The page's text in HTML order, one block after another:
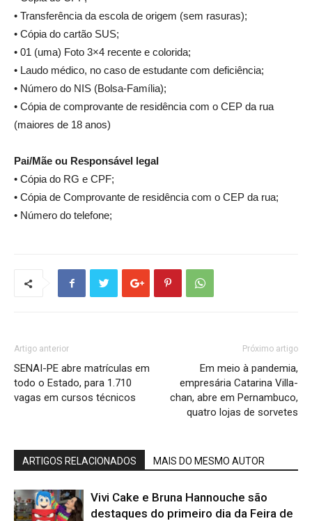
• Transferência da escola de origem (sem rasuras);
• Cópia do cartão SUS;
• 01 (uma) Foto 3×4 recente e colorida;
• Laudo médico, no caso de estudante com deficiência;
• Número do NIS (Bolsa-Família);
• Cópia de comprovante de residência com o CEP da rua
(maiores de 18 anos)
Pai/Mãe ou Responsável legal
• Cópia do RG e CPF;
• Cópia de Comprovante de residência com o CEP da rua;
• Número do telefone;
Artigo anterior
SENAI-PE abre matrículas em
todo o Estado, para 1.710
vagas em cursos técnicos
Próximo artigo
Em meio à pandemia,
empresária Catarina Villa-
chan, abre em Pernambuco,
quatro lojas de sorvetes
ARTIGOS RELACIONADOS MAIS DO MESMO AUTOR
Vivi Cake e Bruna Hannouche são
destaques do primeiro dia da Feira de